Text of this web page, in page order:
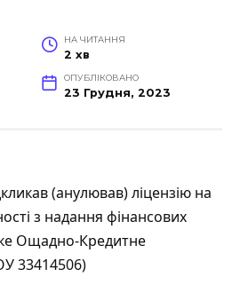
НА ЧИТАННЯ
2 хв
ОПУБЛІКОВАНО
23 Грудня, 2023
(анулював) ліцензію на
з надання фінансових
Ощадно-Кредитне
33414506)